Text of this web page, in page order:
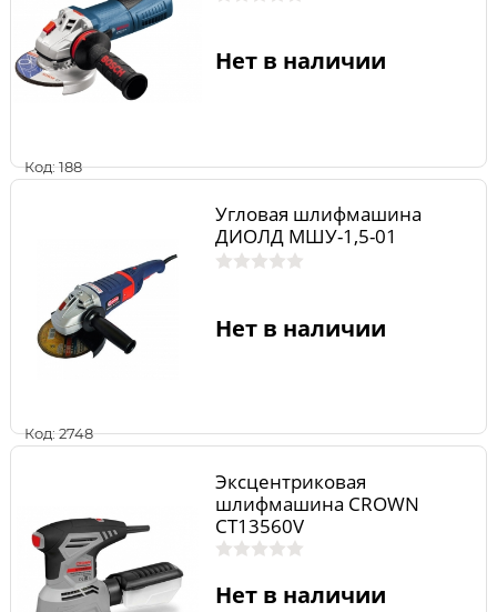
Код: 188
Нет в наличии
Код: 2748
Угловая шлифмашина
ДИОЛД МШУ-1,5-01
Нет в наличии
Эксцентриковая
шлифмашина CROWN
CT13560V
Нет в наличии